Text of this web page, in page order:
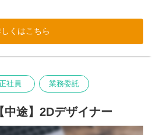
くはこちら
社員 業務委託
中途】2Dデザイナー